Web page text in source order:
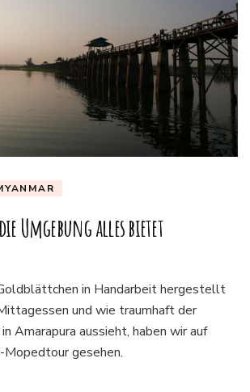
Umgebung alles bietet
in Handarbeit hergestellt
und wie traumhaft der
Amarapura aussieht, haben wir auf
Mopedtour gesehen.